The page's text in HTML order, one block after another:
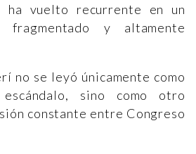
ha vuelto recurrente en un
fragmentado y altamente
no se leyó únicamente como
sino como otro
constante entre Congreso